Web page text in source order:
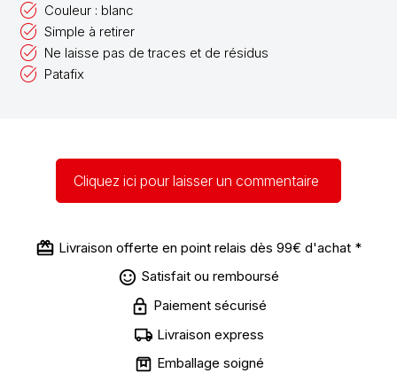
Couleur : blanc
Simple à retirer
Ne laisse pas de traces et de résidus
Patafix
Cliquez ici pour laisser un commentaire
Livraison offerte en point relais dès 99€ d'achat *
Satisfait ou remboursé
Paiement sécurisé
Livraison express
Emballage soigné